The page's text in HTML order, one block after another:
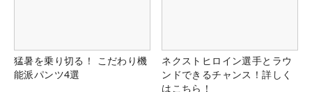
猛暑を乗り切る！ こだわり機
能派パンツ4選
ネクストヒロイン選手とラウ
ンドできるチャンス！詳しく
はこちら！